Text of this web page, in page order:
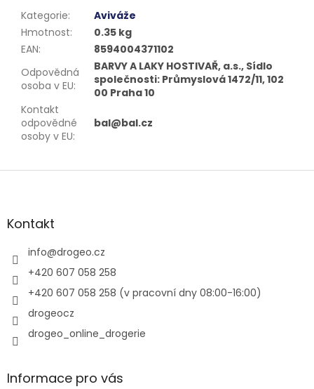
Kategorie:
Aviváže
Hmotnost:
0.35 kg
EAN:
8594004371102
Odpovědná
osoba v EU:
BARVY A LAKY HOSTIVAŘ, a.s., Sídlo
společnosti: Průmyslová 1472/11, 102
00 Praha 10
Kontakt
odpovědné
osoby v EU:
bal@bal.cz
Z
aKontakt
info@drogeo.cz
+420 607 058 258
+420 607 058 258 (v pracovní dny 08:00-16:00)
drogeocz
drogeo_online_drogerie
Informace pro vás